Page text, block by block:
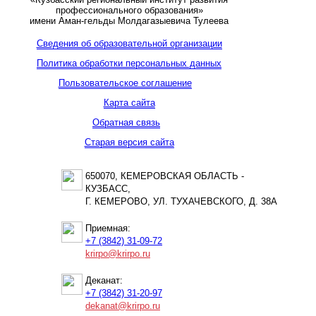
профессионального образования»
имени Аман-гельды Молдагазыевича Тулеева
Сведения об образовательной организации
Политика обработки персональных данных
Пользовательское соглашение
Карта сайта
Обратная связь
Старая версия сайта
650070, КЕМЕРОВСКАЯ ОБЛАСТЬ -
КУЗБАСС,
Г. КЕМЕРОВО, УЛ. ТУХАЧЕВСКОГО, Д. 38А
Приемная:
+7 (3842) 31-09-72
krirpo@krirpo.ru
Деканат:
+7 (3842) 31-20-97
dekanat@krirpo.ru